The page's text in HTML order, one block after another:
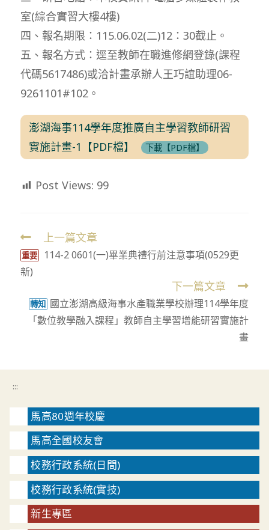
室(綜合實習大樓4樓)
四、報名期限：115.06.02(二)12：30截止。
五、報名方式：逕至教師在職進修網登錄(課程
代碼5617486)或洽計畫承辦人王巧誼助理06-
9261101#102。
澎湖海事114學年度推廣自主學習教師研習
實施計畫-1【PDF檔】
下載【PDF檔】
Post Views: 99
Read
more
articles
上一篇文章
重要
114-2 0601(一)畢業典禮行前注意事項(0529更
新)
下一篇文章
轉知 國立澎湖高級海事水產職業學校辦理114學年度
「數位教學融入課程」教師自主學習增能研習實施計
畫
:::
馬高80週年校慶
馬高全國校友會
校務行政系統(日間)
校務行政系統(實技)
新生專區